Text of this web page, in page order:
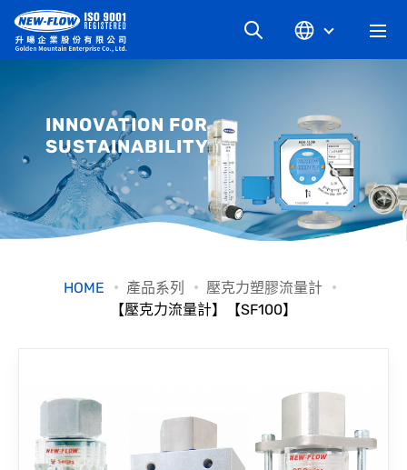
最新消息
知識文章
INNOVATION FOR
SUSTAINABILITY
HOME 產品系列
壓克力塑膠流量計
【壓克力流量計】【SF100】